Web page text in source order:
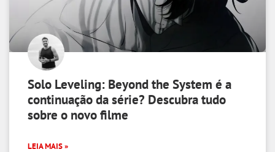
Solo Leveling: Beyond the System é a
continuação da série? Descubra tudo
sobre o novo filme
LEIA MAIS »